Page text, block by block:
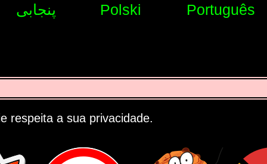
پنجابی Polski Português
respeita a sua privacidade.